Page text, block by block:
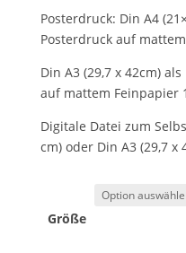
Posterdruck: Din A4
Posterdruck auf
Din A3 (29,7 x 42cm)
auf mattem Feinpapier
Digitale Datei zum
cm) oder Din A3 (29,7 x
Größe